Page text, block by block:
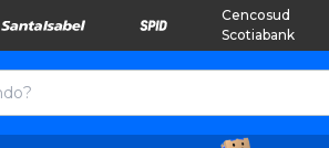
Cencosud
Scotiabank